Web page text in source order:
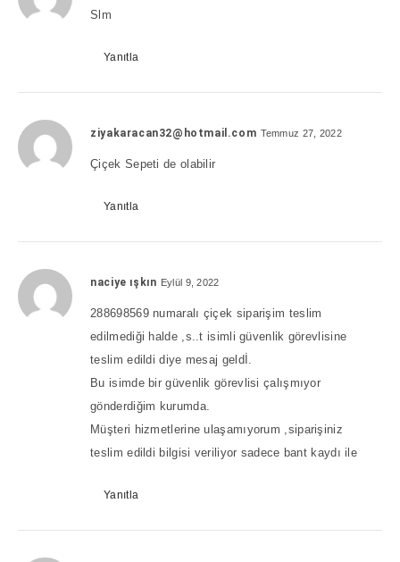
Slm
Yanıtla
ziyakaracan32@hotmail.com Temmuz 27, 2022
Çiçek Sepeti de olabilir
Yanıtla
naciye ışkın Eylül 9, 2022
288698569 numaralı çiçek siparişim teslim
edilmediği halde ,s..t isimli güvenlik görevlisine
teslim edildi diye mesaj geldİ.
Bu isimde bir güvenlik görevlisi çalışmıyor
gönderdiğim kurumda.
Müşteri hizmetlerine ulaşamıyorum ,siparişiniz
teslim edildi bilgisi veriliyor sadece bant kaydı ile
Yanıtla